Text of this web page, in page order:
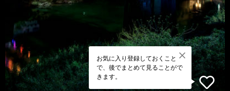
お気に入り登録しておくこと
で、後でまとめて見ることがで
きます。